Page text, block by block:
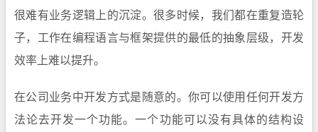
很难有业务逻辑上的沉淀。很多时候，我们都在重复造轮
子，工作在编程语言与框架提供的最低的抽象层级，开发
效率上难以提升。
在公司业务中开发方式是随意的。你可以使用任何开发方
法论去开发一个功能。一个功能可以没有具体的结构设